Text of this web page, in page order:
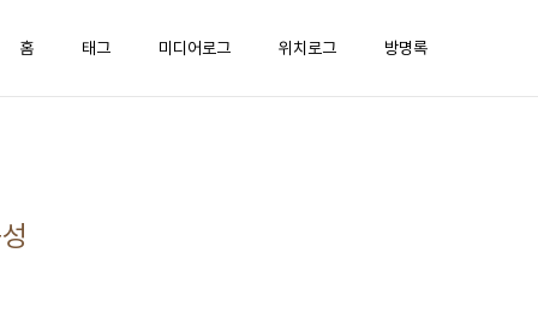
홈 태그 미디어로그 위치로그 방명록